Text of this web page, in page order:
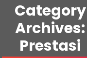
Category
Archives:
Prestasi